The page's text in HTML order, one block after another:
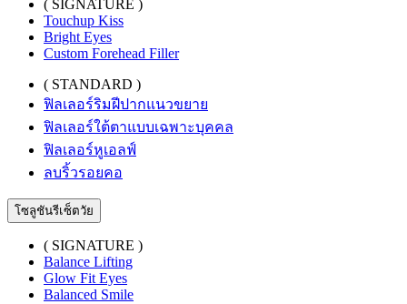
( SIGNATURE )
Touchup Kiss
Bright Eyes
Custom Forehead Filler
( STANDARD )
ฟิลเลอร์ริมฝีปากแนวขยาย
ฟิลเลอร์ใต้ตาแบบเฉพาะบุคคล
ฟิลเลอร์หูเอลฟ์
ลบริ้วรอยคอ
โซลูชันรีเซ็ตวัย
( SIGNATURE )
Balance Lifting
Glow Fit Eyes
Balanced Smile